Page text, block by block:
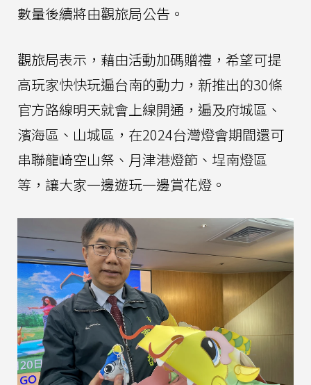
數量後續將由觀旅局公告。
觀旅局表示，藉由活動加碼贈禮，希望可提
高玩家快快玩遍台南的動力，新推出的30條
官方路線明天就會上線開通，遍及府城區、
濱海區、山城區，在2024台灣燈會期間還可
串聯龍崎空山祭、月津港燈節、埕南燈區
等，讓大家一邊遊玩一邊賞花燈。